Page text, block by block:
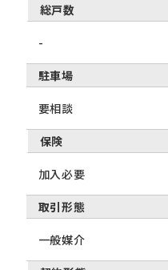
総戸数
-
駐車場
要相談
保険
加入必要
取引形態
一般媒介